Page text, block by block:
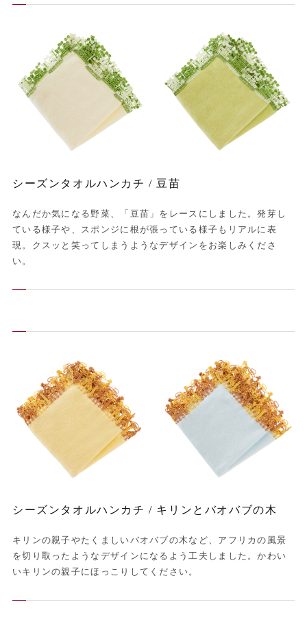
シーズンタオルハンカチ / 豆苗
なんだか気になる野菜、「豆苗」をレースにしました。発芽し
ている様子や、スポンジに根が張っている様子もリアルに表
現。クスッと笑ってしまうようなデザインをお楽しみくださ
い。
シーズンタオルハンカチ / キリンとバオバブの木
キリンの親子やたくましいバオバブの木など、アフリカの風景
を切り取ったようなデザインになるよう工夫しました。かわい
いキリンの親子にほっこりしてください。